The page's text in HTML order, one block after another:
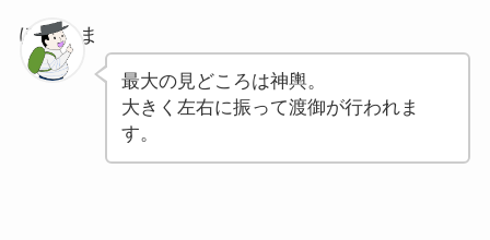
ぽちゃま
最大の見どころは神輿。
大きく左右に振って渡御が行われま
す。